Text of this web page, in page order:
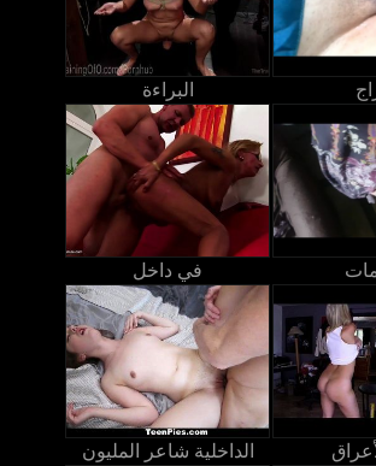
البراءة
في داخل
الداخلية شاعر المليون